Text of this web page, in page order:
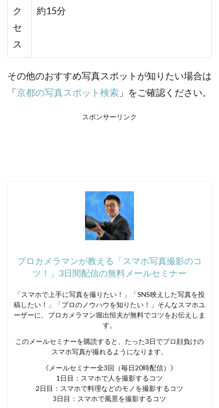
ク
セ
ス
約15分
その他のおすすめ写真スポットが知りたい場合は
「京都の写真スポット検索 」をご確認ください。
スポンサーリンク
プロカメラマンが教える「スマホ写真撮影のコ
ツ！」3日間配信の無料メールセミナー
「スマホで上手に写真を撮りたい！」「SNS映えした写真を投
稿したい！」「プロのノウハウを知りたい！」そんなスマホユ
ーザーに、プロカメラマン堀出恒夫が無料でコツをお伝えしま
す。
このメールセミナーを購読すると、たった3日でプロ顔負けの
スマホ写真が撮れるようになります。
《メールセミナー全3回（毎日20時配信）》
1日目：スマホで人を撮影するコツ
2日目：スマホで料理などのモノを撮影するコツ
3日目：スマホで風景を撮影するコツ